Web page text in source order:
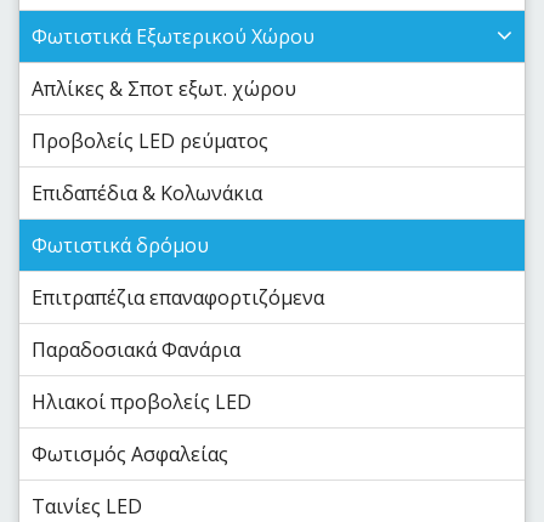
Φωτιστικά Εξωτερικού Χώρου
Απλίκες & Σποτ εξωτ. χώρου
Προβολείς LED ρεύματος
Επιδαπέδια & Κολωνάκια
Φωτιστικά δρόμου
Επιτραπέζια επαναφορτιζόμενα
Παραδοσιακά Φανάρια
Ηλιακοί προβολείς LED
Φωτισμός Ασφαλείας
Ταινίες LED